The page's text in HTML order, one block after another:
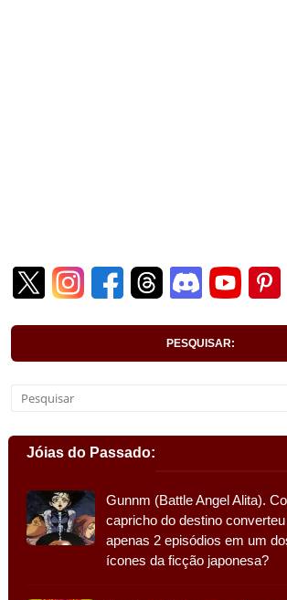
PESQUISAR:
Jóias do Passado:
Gunnm (Battle Angel Alita).
capricho do destino
apenas 2 episódios em um
ícones da ficção japonesa?